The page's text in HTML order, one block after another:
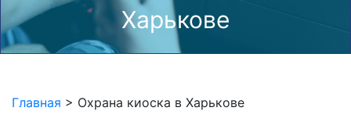
Харькове
Главная > Охрана киоска в Харькове